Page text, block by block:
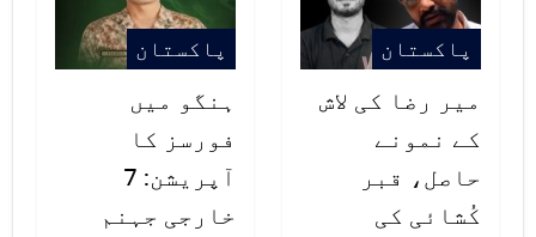
پاکستان
میر رضا کی لاش
کے نمونے
حاصل، قبر
کُشائی کی
پاکستان
ہنگو میں
فورسز کا
آپریشن: 7
خارجی جہنم